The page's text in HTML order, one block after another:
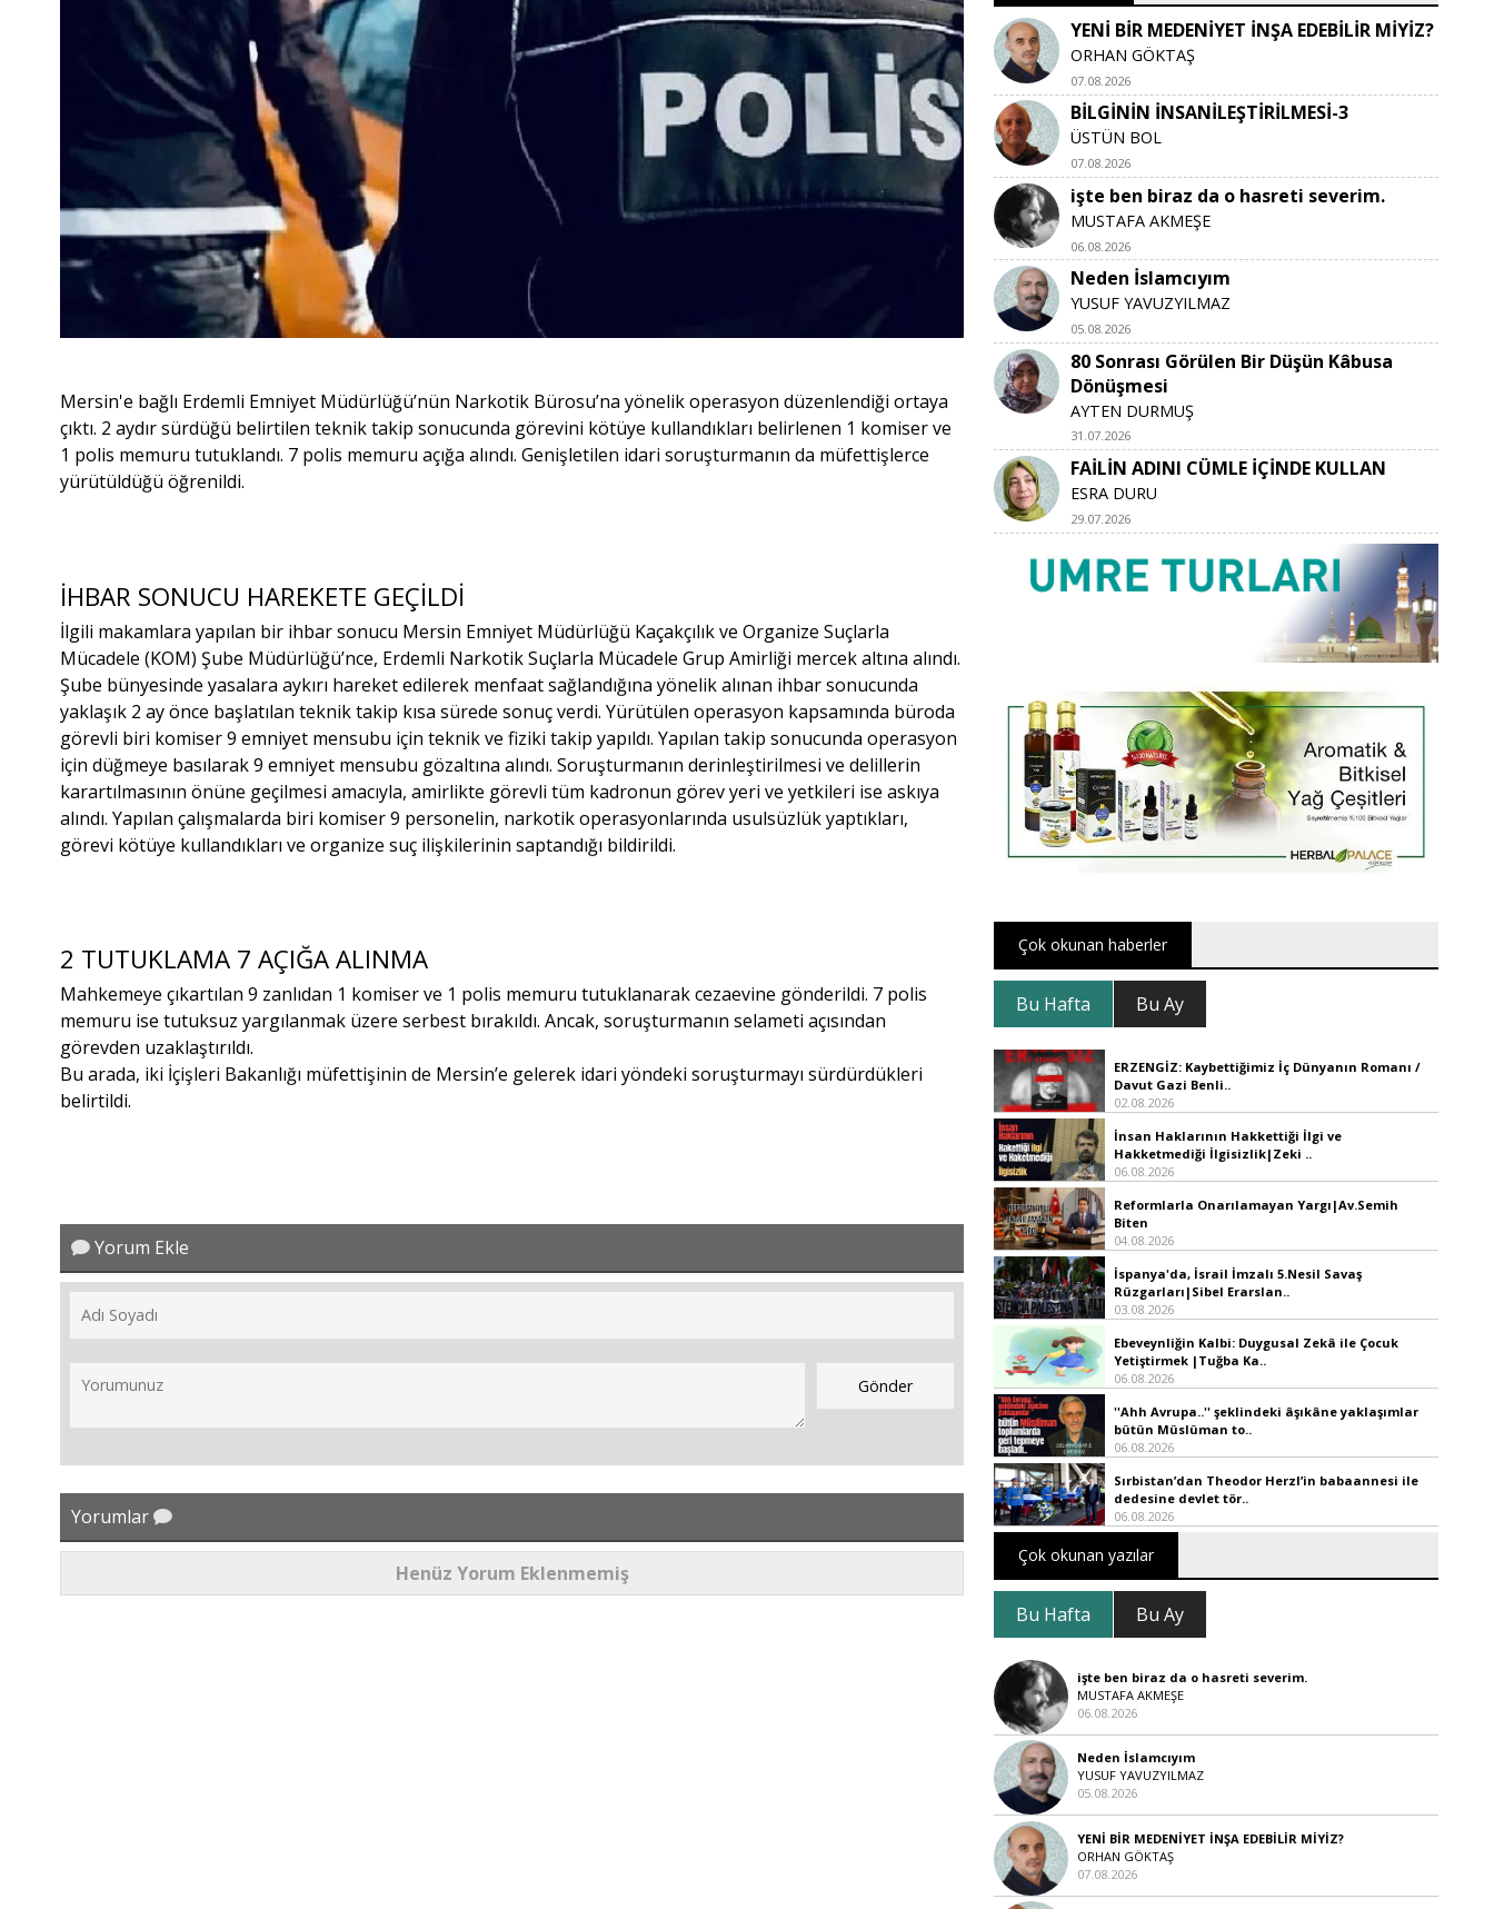
Mersin'e bağlı Erdemli Emniyet Müdürlüğü’nün Narkotik Bürosu’na yönelik operasyon düzenlendiği ortaya
çıktı. 2 aydır sürdüğü belirtilen teknik takip sonucunda görevini kötüye kullandıkları belirlenen 1 komiser ve
1 polis memuru tutuklandı. ​7 polis memuru açığa alındı. Genişletilen idari soruşturmanın da müfettişlerce
yürütüldüğü öğrenildi.
İHBAR SONUCU HAREKETE GEÇİLDİ
İlgili makamlara yapılan bir ihbar sonucu ​Mersin Emniyet Müdürlüğü Kaçakçılık ve Organize Suçlarla
Mücadele (KOM) Şube Müdürlüğü’nce, Erdemli Narkotik Suçlarla Mücadele Grup Amirliği mercek altına alındı.
Şube bünyesinde yasalara aykırı hareket edilerek menfaat sağlandığına yönelik alınan ihbar sonucunda
yaklaşık 2 ay önce başlatılan teknik takip kısa sürede sonuç verdi. Yürütülen operasyon kapsamında büroda
görevli biri komiser 9 emniyet mensubu için teknik ve fiziki takip yapıldı. Yapılan takip sonucunda operasyon
için düğmeye basılarak 9 emniyet mensubu gözaltına alındı. Soruşturmanın derinleştirilmesi ve delillerin
karartılmasının önüne geçilmesi amacıyla, amirlikte görevli tüm kadronun görev yeri ve yetkileri ise askıya
alındı. ​Yapılan çalışmalarda biri komiser 9 personelin, narkotik operasyonlarında usulsüzlük yaptıkları,
görevi kötüye kullandıkları ve organize suç ilişkilerinin saptandığı bildirildi.
2 TUTUKLAMA 7 AÇIĞA ALINMA
Mahkemeye çıkartılan 9 zanlıdan 1 komiser ve 1 polis memuru tutuklanarak cezaevine gönderildi. ​7 polis
memuru ise tutuksuz yargılanmak üzere serbest bırakıldı. Ancak, soruşturmanın selameti açısından
görevden uzaklaştırıldı.
Bu arada, iki İçişleri Bakanlığı müfettişinin de Mersin’e gelerek idari yöndeki soruşturmayı sürdürdükleri
belirtildi.
Yorum Ekle
Yorumlar
Henüz Yorum Eklenmemiş
YENİ BİR MEDENİYET İNŞA EDEBİLİR MİYİZ?
ORHAN GÖKTAŞ
07.08.2026
BİLGİNİN İNSANİLEŞTİRİLMESİ-3
ÜSTÜN BOL
07.08.2026
işte ben biraz da o hasreti severim.
MUSTAFA AKMEŞE
06.08.2026
Neden İslamcıyım
YUSUF YAVUZYILMAZ
05.08.2026
80 Sonrası Görülen Bir Düşün Kâbusa
Dönüşmesi
AYTEN DURMUŞ
31.07.2026
FAİLİN ADINI CÜMLE İÇİNDE KULLAN
ESRA DURU
29.07.2026
Çok okunan haberler
Bu Hafta Bu Ay
ERZENGİZ: Kaybettiğimiz İç Dünyanın Romanı /
Davut Gazi Benli..
02.08.2026
İnsan Haklarının Hakkettiği İlgi ve
Hakketmediği İlgisizlik|Zeki ..
06.08.2026
Reformlarla Onarılamayan Yargı|Av.Semih
Biten
04.08.2026
İspanya'da, İsrail İmzalı 5.Nesil Savaş
Rüzgarları|Sibel Erarslan..
03.08.2026
Ebeveynliğin Kalbi: Duygusal Zekâ ile Çocuk
Yetiştirmek |Tuğba Ka..
06.08.2026
''Ahh Avrupa..'' şeklindeki âşıkâne yaklaşımlar
bütün Müslüman to..
06.08.2026
Sırbistan’dan Theodor Herzl’in babaannesi ile
dedesine devlet tör..
06.08.2026
Çok okunan yazılar
Bu Hafta Bu Ay
işte ben biraz da o hasreti severim.
MUSTAFA AKMEŞE
06.08.2026
Neden İslamcıyım
YUSUF YAVUZYILMAZ
05.08.2026
YENİ BİR MEDENİYET İNŞA EDEBİLİR MİYİZ?
ORHAN GÖKTAŞ
07.08.2026